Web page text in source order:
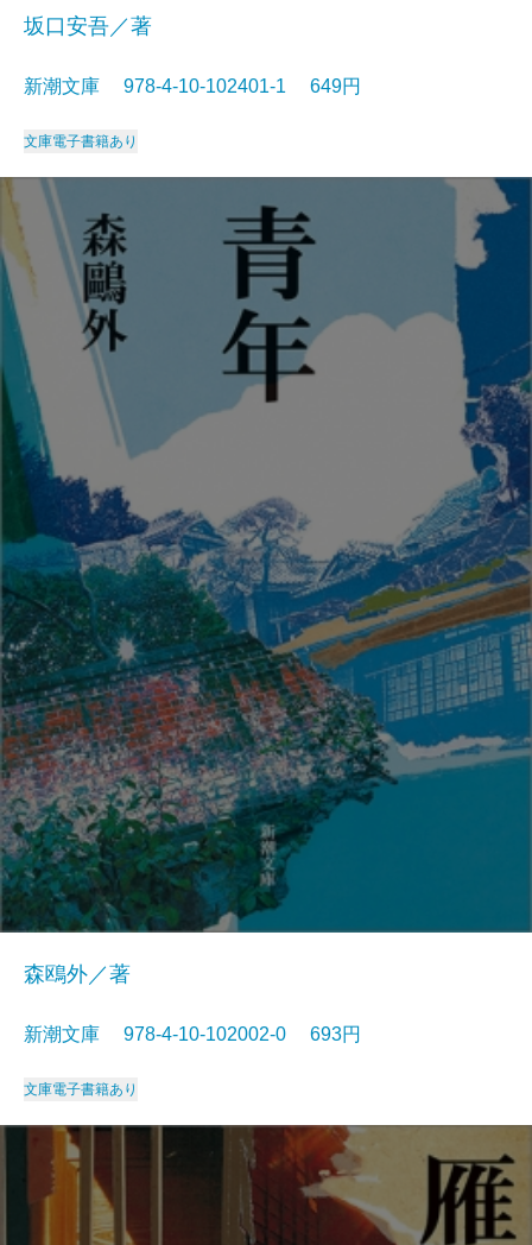
坂口安吾／著
新潮文庫 978-4-10-102401-1 649円
文庫電子書籍あり
森鴎外／著
新潮文庫 978-4-10-102002-0 693円
文庫電子書籍あり